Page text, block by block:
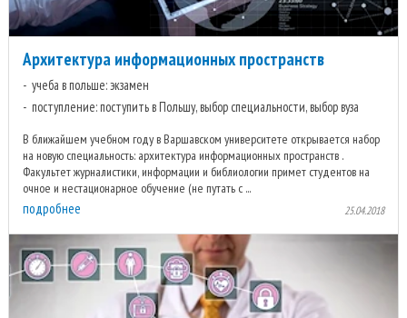
Архитектура информационных пространств
учеба в польше: экзамен
поступление: поступить в Польшу, выбор специальности, выбор вуза
В ближайшем учебном году в Варшавском университете открывается набор
на новую специальность: архитектура информационных пространств .
Факультет журналистики, информации и библиологии примет студентов на
очное и нестационарное обучение (не путать с ...
подробнее 25.04.2018